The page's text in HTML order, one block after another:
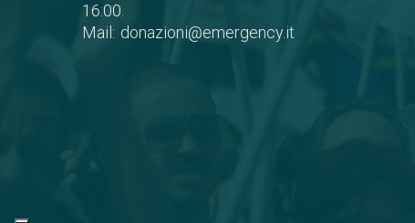
16:00.
Mail: donazioni@emergency.it